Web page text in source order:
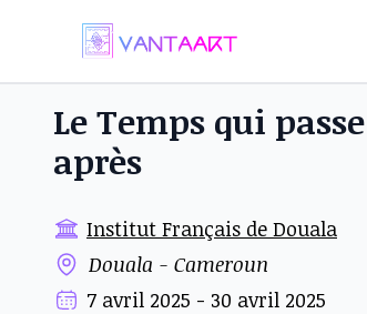
Le Temps qui
après
Institut Français de Douala
Douala - Cameroun
7 avril 2025 - 30 avril 2025